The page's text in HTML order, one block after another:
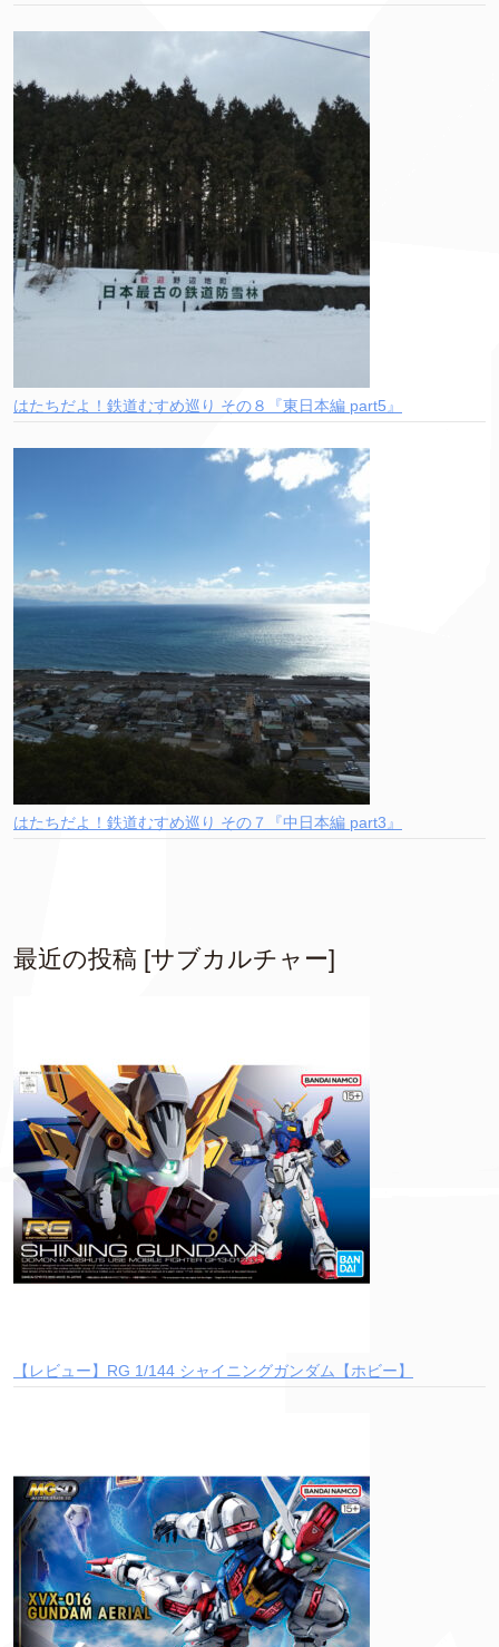
はたちだよ！鉄道むすめ巡り その８『東日本編 part5』
はたちだよ！鉄道むすめ巡り その７『中日本編 part3』
最近の投稿 [サブカルチャー]
【レビュー】RG 1/144 シャイニングガンダム【ホビー】